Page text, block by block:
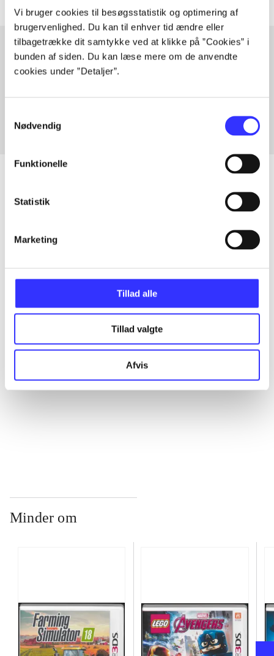
Vi bruger cookies til besøgsstatistik og optimering af
brugervenlighed. Du kan til enhver tid ændre eller
tilbagetrække dit samtykke ved at klikke på ”Cookies” i
bunden af siden. Du kan læse mere om de anvendte
cookies under ”Detaljer”.
Nødvendig
Funktionelle
Statistik
Marketing
Tillad alle
Tillad valgte
Afvis
Artikler med samme emner
...
...
Minder om